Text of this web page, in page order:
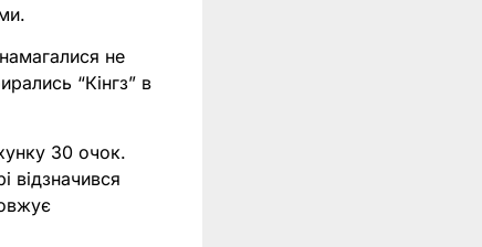
не
“Кінгз” в
30 очок.
відзначився